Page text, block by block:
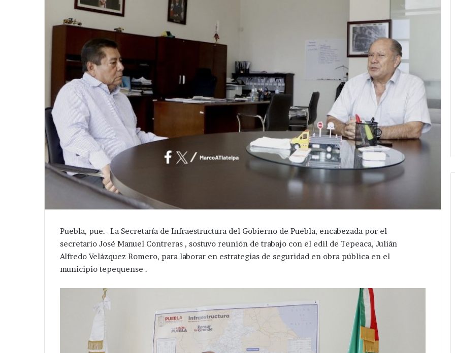
Puebla, pue.- La Secretaría de Infraestructura del Gobierno de Puebla, encabezada por el
secretario José Manuel Contreras , sostuvo reunión de trabajo con el edil de Tepeaca, Julián
Alfredo Velázquez Romero, para laborar en estrategias de seguridad en obra pública en el
municipio tepequense .